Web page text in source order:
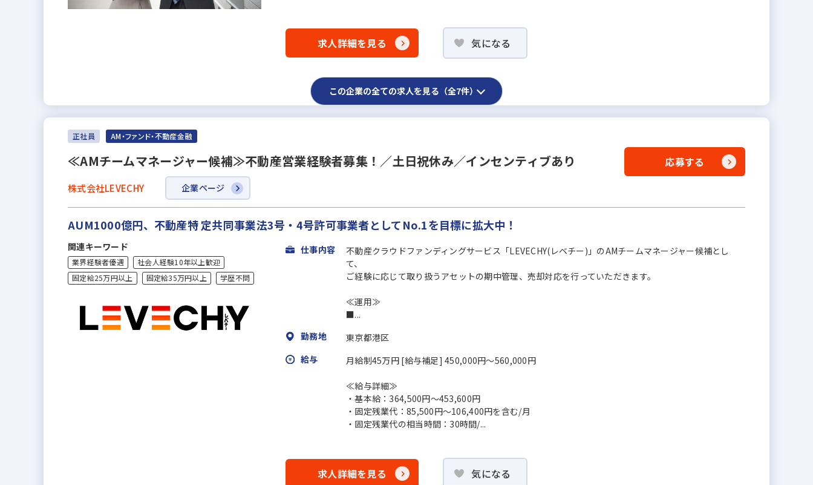
求人詳細を見る 気になる
この企業の全ての求人を見る（全7件）
正社員 AM・ファンド・不動産金融
≪AMチームマネージャー候補≫不動産営業経験者募集！／土日祝休み／インセンティブあり 応募する
株式会社LEVECHY 企業ページ
AUM1000億円、不動産特 定共同事業法3号・4号許可事業者としてNo.1を目標に拡大中！
関連キーワード
業界経験者優遇
社会人経験10年以上歓迎
固定給25万円以上
固定給35万円以上 学歴不問
仕事内容
不動産クラウドファンディングサービス「LEVECHY(レベチー)」のAMチームマネージャー候補とし
て、
ご経験に応じて取り扱うアセットの期中管理、売却対応を行っていただきます。
≪運用≫
■...
勤務地
東京都港区
給与
月給制45万円 [給与補足] 450,000円～560,000円
≪給与詳細≫
・基本給：364,500円～453,600円
・固定残業代：85,500円～106,400円を含む/月
・固定残業代の相当時間：30時間/...
求人詳細を見る 気になる